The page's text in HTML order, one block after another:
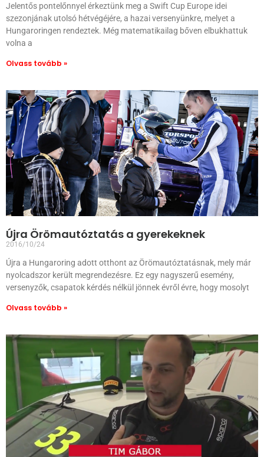
Jelentős pontelőnnyel érkeztünk meg a Swift Cup Europe idei
szezonjának utolsó hétvégéjére, a hazai versenyünkre, melyet a
Hungaroringen rendeztek. Még matematikailag bőven elbukhattuk
volna a
Olvass tovább »
Újra Örömautóztatás a gyerekeknek
2016/10/24
Újra a Hungaroring adott otthont az Örömautóztatásnak, mely már
nyolcadszor került megrendezésre. Ez egy nagyszerű esemény,
versenyzők, csapatok kérdés nélkül jönnek évről évre, hogy mosolyt
Olvass tovább »